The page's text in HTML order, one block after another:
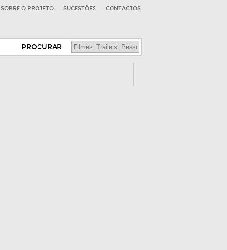
SOBRE O PROJETO SUGESTÕES CONTACTOS
PROCURAR